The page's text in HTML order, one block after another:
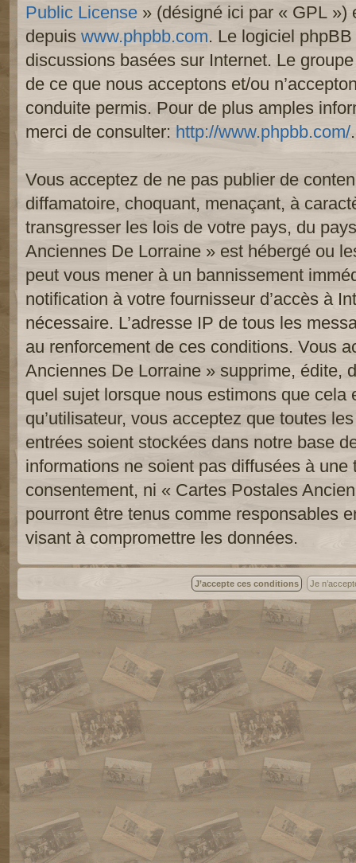
Public License » (désigné ici par « GPL »)
depuis www.phpbb.com. Le logiciel
discussions basées sur Internet. Le
de ce que nous acceptons et/ou
conduite permis. Pour de plus amples
merci de consulter: http://www.phpbb.com/.
Vous acceptez de ne pas publier de
diffamatoire, choquant, menaçant, à
transgresser les lois de votre pays, du
Anciennes De Lorraine » est hébergé ou
peut vous mener à un bannissement
notification à votre fournisseur d’accès à
nécessaire. L’adresse IP de tous les
au renforcement de ces conditions. Vous
Anciennes De Lorraine » supprime, édite,
quel sujet lorsque nous estimons que cela
qu’utilisateur, vous acceptez que toutes
entrées soient stockées dans notre base
informations ne soient pas diffusées à une
consentement, ni « Cartes Postales
pourront être tenus comme responsables
visant à compromettre les données.